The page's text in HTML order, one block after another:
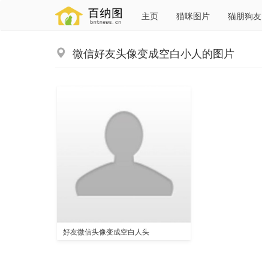
主页 猫咪图片 猫朋狗友
微信好友头像变成空白小人的图片
好友微信头像变成空白人头